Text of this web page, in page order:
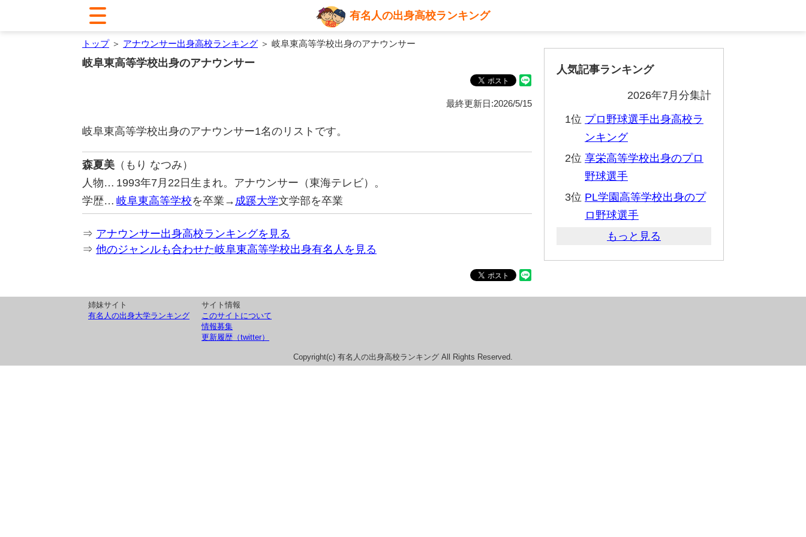
有名人の出身高校ランキング
トップ＞ アナウンサー出身高校ランキング ＞ 岐阜東高等学校出身のアナウンサー
岐阜東高等学校出身のアナウンサー
最終更新日:2026/5/15
岐阜東高等学校出身のアナウンサー1名のリストです。
森夏美 （もり なつみ）
人物… 1993年7月22日生まれ。アナウンサー（東海テレビ）。
学歴… 岐阜東高等学校を卒業→ 成蹊大学文学部を卒業
⇒ アナウンサー出身高校ランキングを見る
⇒ 他のジャンルも合わせた岐阜東高等学校出身有名人を見る
人気記事ランキング
2026年7月分集計
1位 プロ野球選手出身高校ラ
ンキング
2位 享栄高等学校出身のプロ
野球選手
3位 PL学園高等学校出身のプ
ロ野球選手
もっと見る
姉妹サイト
有名人の出身大学ランキング
サイト情報
このサイトについて
情報募集
更新履歴（twitter）
Copyright(c) 有名人の出身高校ランキング All Rights Reserved.